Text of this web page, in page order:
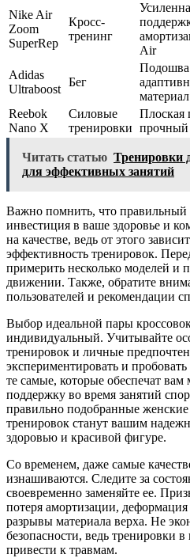
Nike Air
Zoom
SuperRep
Кросс-
тренинг
Air
Adidas
Ultraboost
Бег
Подошва
Reebok
Nano X
Силовые
тренировки
Плоская
прочный
Читать статью Тренировки
для эффективных занятий
Важно помнить, что правильный
инвестиция в ваше здоровье и
на качестве, ведь от этого
эффективность тренировок.
примерить несколько моделей и
движении. Также, обратите
пользователей и рекомендации
Выбор идеальной пары
индивидуальный. Учитывайте
тренировок и личные
экспериментировать и
те самые, которые обеспечат
поддержку во время занятий
правильно подобранные
тренировок станут вашим
здоровью и красивой фигуре.
Со временем, даже самые
изнашиваются. Следите за
своевременно заменяйте ее.
потеря амортизации,
разрывы материала верха. Не
безопасности, ведь тренировки
привести к травмам.